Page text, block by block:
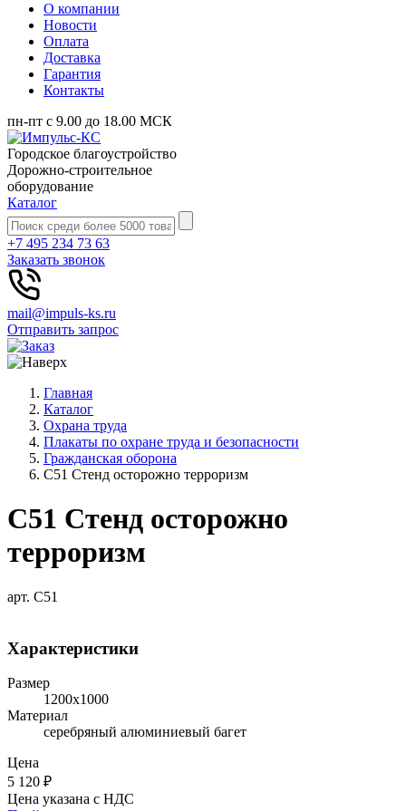
О компании
Новости
Оплата
Доставка
Гарантия
Контакты
пн-пт с 9.00 до 18.00 МСК
Городское благоустройство
Дорожно-строительное
оборудование
Каталог
+7 495 234 73 63
Заказать звонок
mail@impuls-ks.ru
Отправить запрос
Главная
Каталог
Охрана труда
Плакаты по охране труда и безопасности
Гражданская оборона
C51 Стенд осторожно терроризм
C51 Стенд осторожно
терроризм
арт. C51
Характеристики
Размер
1200х1000
Материал
серебряный алюминиевый багет
Цена
5 120 ₽
Цена указана с НДС